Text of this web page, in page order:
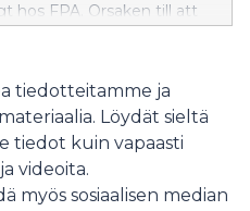
hos FPA. Orsaken till att
sökandes perioder
tar slut. FPA
inom de närmaste
tiedotteitamme ja
Löydät sieltä
tiedot kuin vapaasti
videoita.
myös sosiaalisen median